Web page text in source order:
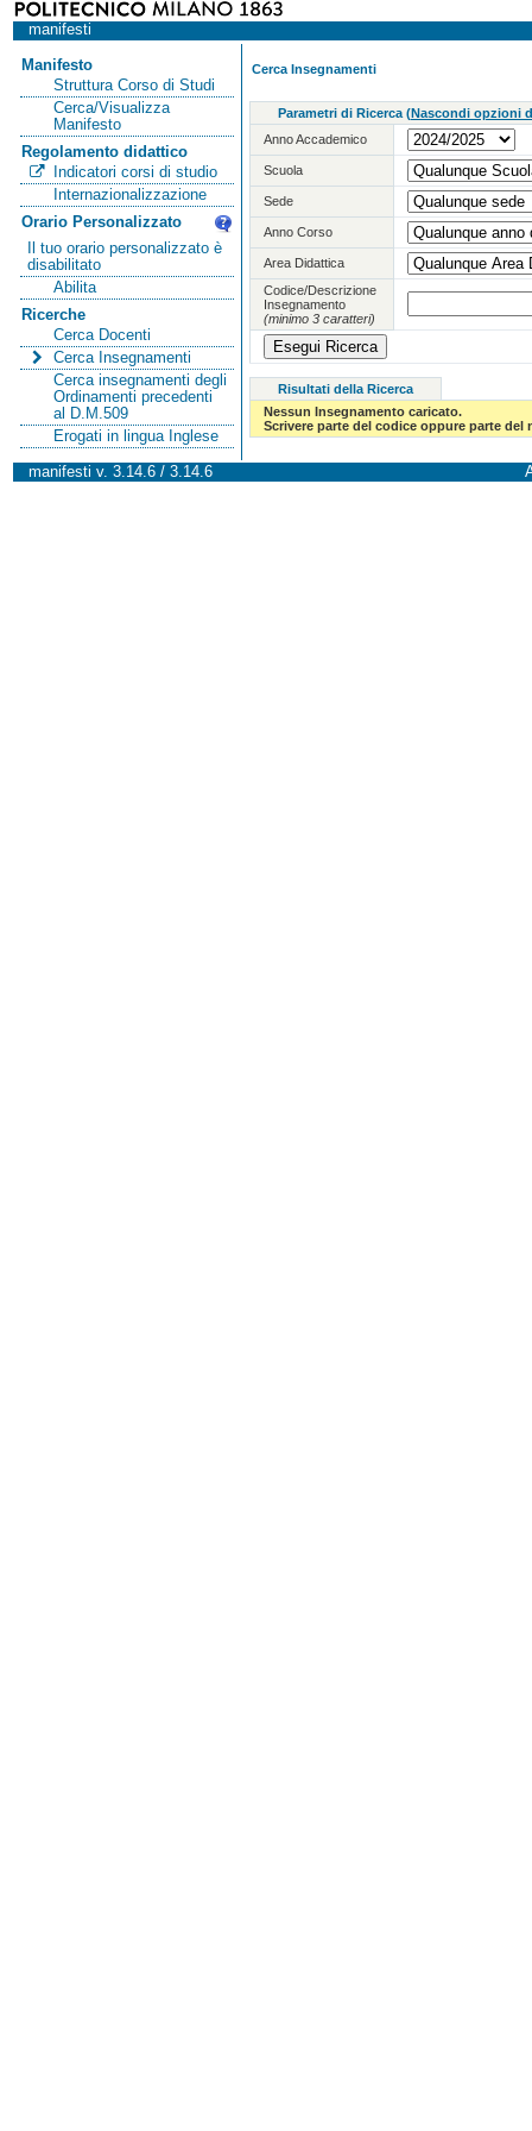
manifesti
Manifesto
Struttura Corso di Studi
Cerca/Visualizza
Manifesto
Regolamento didattico
Indicatori corsi di studio
Internazionalizzazione
Orario Personalizzato
Il tuo orario personalizzato è
disabilitato
Abilita
Ricerche
Cerca Docenti
Cerca Insegnamenti
Cerca insegnamenti degli
Ordinamenti precedenti
al D.M.509
Erogati in lingua Inglese
Cerca Insegnamenti
Parametri di Ricerca (Nascondi opzioni
Anno Accademico
Scuola
Sede
Anno Corso
Area Didattica
Codice/Descrizione
Insegnamento
(minimo 3 caratteri)
Risultati della Ricerca
Nessun Insegnamento caricato.
Scrivere parte del codice oppure parte
manifesti v. 3.14.6 / 3.14.6